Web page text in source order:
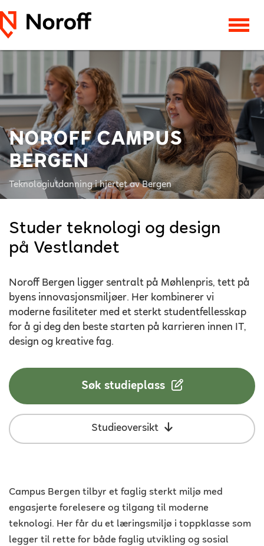
NOROFF CAMPUS
BERGEN
Teknologiutdanning i hjertet av Bergen
Studer teknologi og design
på Vestlandet
Noroff Bergen ligger sentralt på Møhlenpris, tett på
byens innovasjonsmiljøer. Her kombinerer vi
moderne fasiliteter med et sterkt studentfellesskap
for å gi deg den beste starten på karrieren innen IT,
design og kreative fag.
Søk studieplass
Studieoversikt
Campus Bergen tilbyr et faglig sterkt miljø med
engasjerte forelesere og tilgang til moderne
teknologi. Her får du et læringsmiljø i toppklasse som
legger til rette for både faglig utvikling og sosial